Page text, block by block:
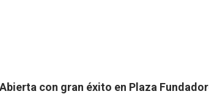
con gran éxito en Plaza